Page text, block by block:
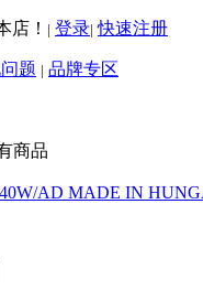
店！ | 登录| 快速注册
题 | 品牌专区
商品